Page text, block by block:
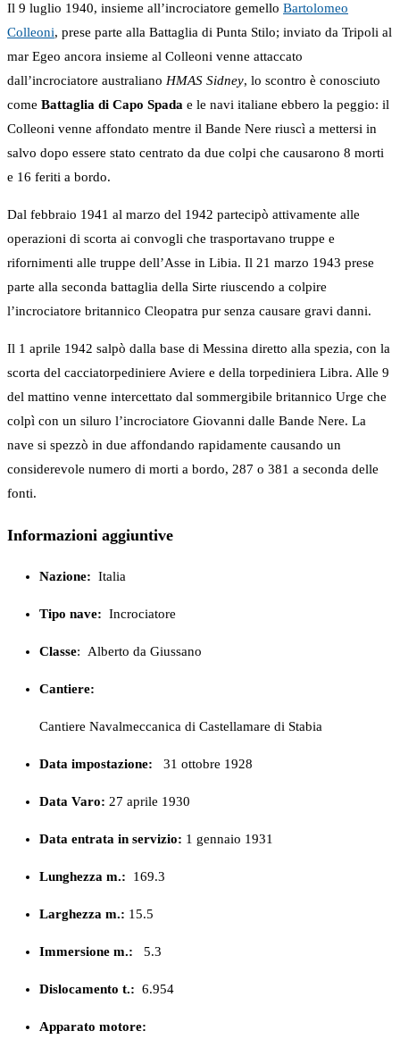
Il 9 luglio 1940, insieme all’incrociatore gemello Bartolomeo
Colleoni, prese parte alla Battaglia di Punta Stilo; inviato da Tripoli al
mar Egeo ancora insieme al Colleoni venne attaccato
dall’incrociatore australiano HMAS Sidney, lo scontro è conosciuto
come Battaglia di Capo Spada e le navi italiane ebbero la peggio: il
Colleoni venne affondato mentre il Bande Nere riuscì a mettersi in
salvo dopo essere stato centrato da due colpi che causarono 8 morti
e 16 feriti a bordo.
Dal febbraio 1941 al marzo del 1942 partecipò attivamente alle
operazioni di scorta ai convogli che trasportavano truppe e
rifornimenti alle truppe dell’Asse in Libia. Il 21 marzo 1943 prese
parte alla seconda battaglia della Sirte riuscendo a colpire
l’incrociatore britannico Cleopatra pur senza causare gravi danni.
Il 1 aprile 1942 salpò dalla base di Messina diretto alla spezia, con la
scorta del cacciatorpediniere Aviere e della torpediniera Libra. Alle 9
del mattino venne intercettato dal sommergibile britannico Urge che
colpì con un siluro l’incrociatore Giovanni dalle Bande Nere. La
nave si spezzò in due affondando rapidamente causando un
considerevole numero di morti a bordo, 287 o 381 a seconda delle
fonti.
Informazioni aggiuntive
Nazione: Italia
Tipo nave: Incrociatore
Classe: Alberto da Giussano
Cantiere:
Cantiere Navalmeccanica di Castellamare di Stabia
Data impostazione: 31 ottobre 1928
Data Varo: 27 aprile 1930
Data entrata in servizio: 1 gennaio 1931
Lunghezza m.: 169.3
Larghezza m.: 15.5
Immersione m.: 5.3
Dislocamento t.: 6.954
Apparato motore: